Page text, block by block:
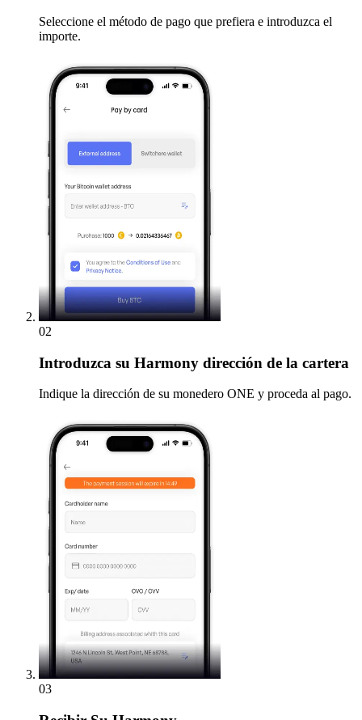
Seleccione el método de pago que prefiera e introduzca el
importe.
02
Introduzca su Harmony dirección de la cartera
Indique la dirección de su monedero ONE y proceda al pago.
03